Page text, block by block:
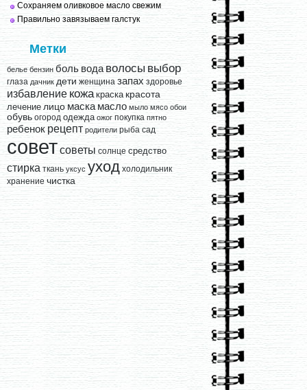
Сохраняем оливковое масло свежим
Правильно завязываем галстук
Метки
белье бензин боль вода волосы выбор
глаза дачник дети женщина запах здоровье
избавление кожа краска красота
лечение лицо маска масло мыло мясо обои
обувь огород одежда ожог покупка пятно
ребенок рецепт родители рыба сад
советсоветы солнце средство
стирка ткань уксус уход холодильник
хранение чистка